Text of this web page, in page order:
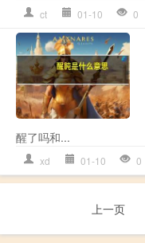
ct 01-10 0
醒了吗和...
xd 01-10 0
上一页